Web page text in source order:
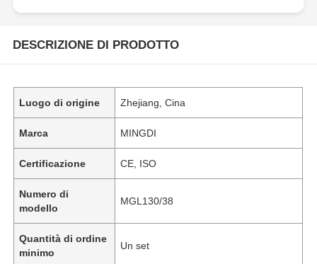
DESCRIZIONE DI PRODOTTO
Luogo di origine Zhejiang, Cina
Marca MINGDI
Certificazione CE, ISO
Numero di
modello
MGL130/38
Quantità di ordine
minimo
Un set